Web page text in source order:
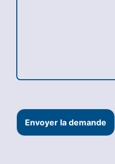
Envoyer la demande